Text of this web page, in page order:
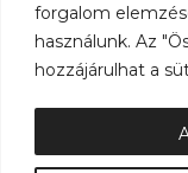
forgalom
használunk. Az
hozzájárulhat a